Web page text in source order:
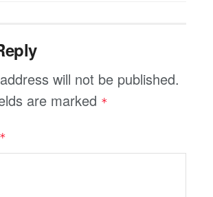
will not be published.
are marked *
*